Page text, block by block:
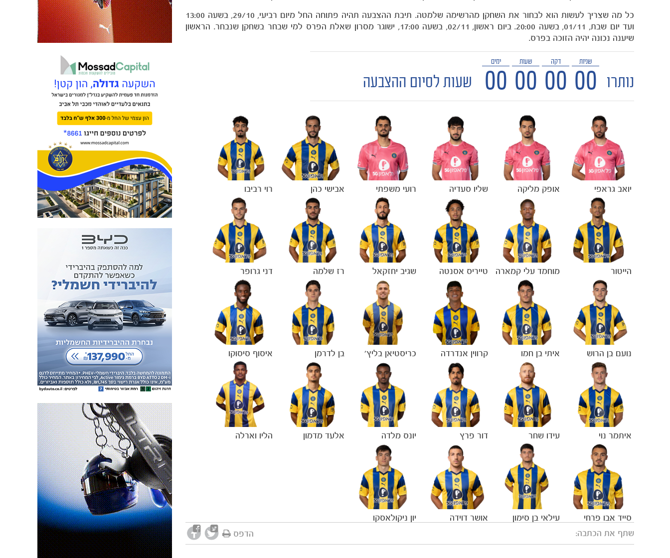
כל מה שצריך לעשות הוא לבחור את השחקן מהרשימה שלמטה. תיבת ההצבעה תהיה פתוחה החל מיום רביעי, 29/10, בשעה 13:00
ועד יום שבת, 01/11, בשעה 20:00. ביום ראשון, 02/11, בשעה 17:00, ישוגר מסרון שאלת הפרס למי שבחר בשחקן שנבחר. הראשון
שיענה נכונה יהיה הזוכה בפרס.
נותרו
שניות
00
דקה
00
שעות
00
ימים
00 שעות לסיום ההצבעה
יואב גראפי אופק מליקה שליו סעדיה רועי משפתי אבישי כהן רוי רביבו
הייטור מוחמד עלי קמארה טייריס אסנטה שגיב יחזקאל רז שלמה דני גרופר
נועם בן הרוש איתי בן חמו קרווין אנדרדה כריסטיאן בליץ' בן לדרמן איסוף סיסוקו
איתמר נוי עידו שחר דור פרץ יונס מלדה אלעד מדמון הליו וארלה
סייד אבו פרחי עילאי בן סימון אושר דוידה
יון ניקולאסקו
שתף את הכתבה:
הדפס